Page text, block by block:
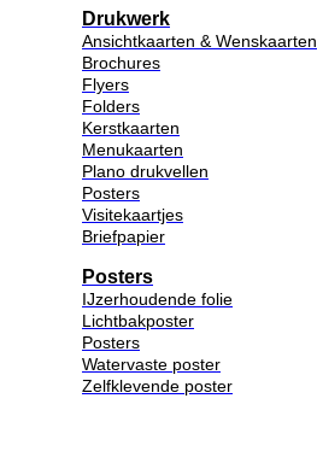
Drukwerk
Ansichtkaarten & Wenskaarten
Brochures
Flyers
Folders
Kerstkaarten
Menukaarten
Plano drukvellen
Posters
Visitekaartjes
Briefpapier
Posters
IJzerhoudende folie
Lichtbakposter
Posters
Watervaste poster
Zelfklevende poster